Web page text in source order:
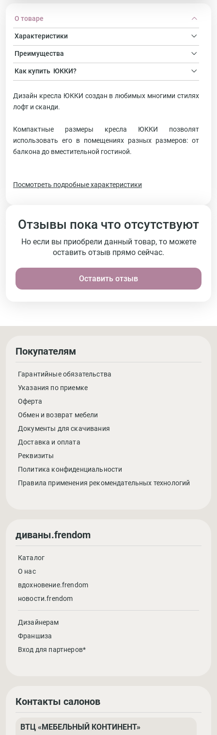
О товаре
Характеристики
Преимущества
Как купить ЮККИ?
Дизайн кресла ЮККИ создан в любимых многими стилях
лофт и сканди.
Компактные размеры кресла ЮККИ позволят
использовать его в помещениях разных размеров: от
балкона до вместительной гостиной.
Посмотреть подробные характеристики
Отзывы пока что отсутствуют
Но если вы приобрели данный товар, то можете
оставить отзыв прямо сейчас.
Оставить отзыв
Покупателям
Гарантийные обязательства
Указания по приемке
Оферта
Обмен и возврат мебели
Документы для скачивания
Доставка и оплата
Реквизиты
Политика конфиденциальности
Правила применения рекомендательных технологий
диваны.frendom
Каталог
О нас
вдохновение.frendom
новости.frendom
Дизайнерам
Франшиза
Вход для партнеров*
Контакты салонов
ВТЦ «МЕБЕЛЬНЫЙ КОНТИНЕНТ»